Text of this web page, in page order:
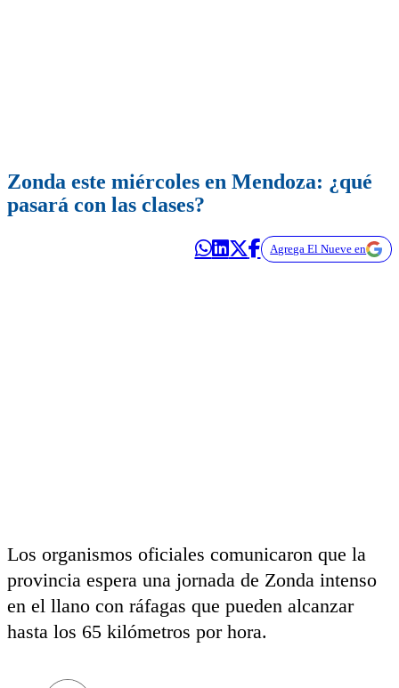
Zonda este miércoles en Mendoza: ¿qué
pasará con las clases?
Agrega El Nueve en
Los organismos oficiales comunicaron que la
provincia espera una jornada de Zonda intenso
en el llano con ráfagas que pueden alcanzar
hasta los 65 kilómetros por hora.